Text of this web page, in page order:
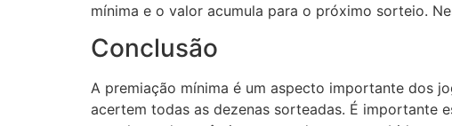
mínima e o valor acumula para o próximo sorteio.
Conclusão
A premiação mínima é um aspecto importante dos
acertem todas as dezenas sorteadas. É importante